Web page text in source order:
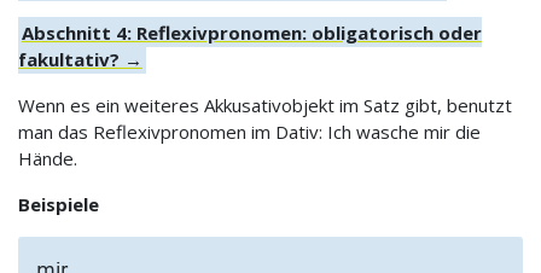
Abschnitt 4: Reflexivpronomen: obligatorisch oder
fakultativ? →
Wenn es ein weiteres Akkusativobjekt im Satz gibt, benutzt
man das Reflexivpronomen im Dativ: Ich wasche mir die
Hände.
Beispiele